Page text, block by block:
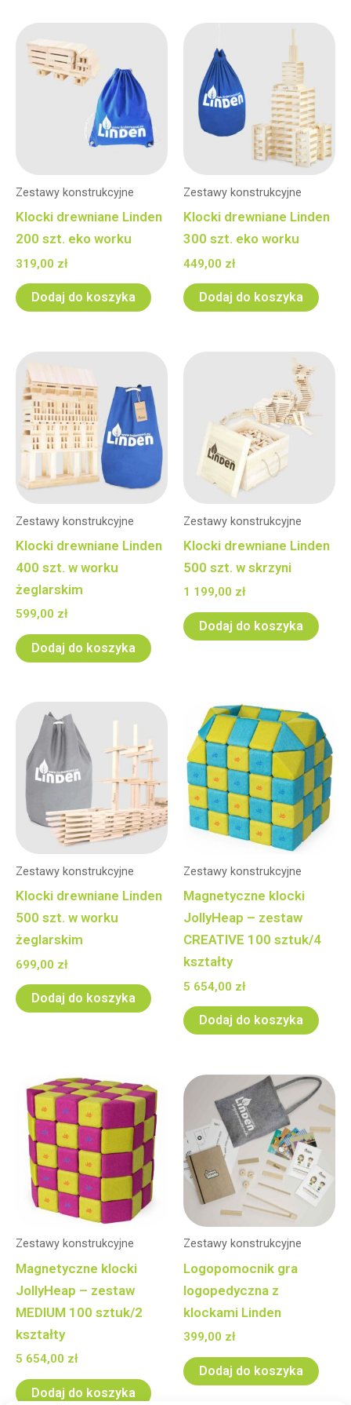
Zestawy konstrukcyjne
Klocki drewniane Linden
200 szt. eko worku
319,00 zł
Dodaj do koszyka
Zestawy konstrukcyjne
Klocki drewniane Linden
300 szt. eko worku
449,00 zł
Dodaj do koszyka
Zestawy konstrukcyjne
Klocki drewniane Linden
400 szt. w worku
żeglarskim
599,00 zł
Dodaj do koszyka
Zestawy konstrukcyjne
Klocki drewniane Linden
500 szt. w skrzyni
1 199,00 zł
Dodaj do koszyka
Zestawy konstrukcyjne
Klocki drewniane Linden
500 szt. w worku
żeglarskim
699,00 zł
Dodaj do koszyka
Zestawy konstrukcyjne
Magnetyczne klocki
JollyHeap – zestaw
CREATIVE 100 sztuk/4
kształty
5 654,00 zł
Dodaj do koszyka
Zestawy konstrukcyjne
Magnetyczne klocki
JollyHeap – zestaw
MEDIUM 100 sztuk/2
kształty
5 654,00 zł
Dodaj do koszyka
Zestawy konstrukcyjne
Logopomocnik gra
logopedyczna z
klockami Linden
399,00 zł
Dodaj do koszyka